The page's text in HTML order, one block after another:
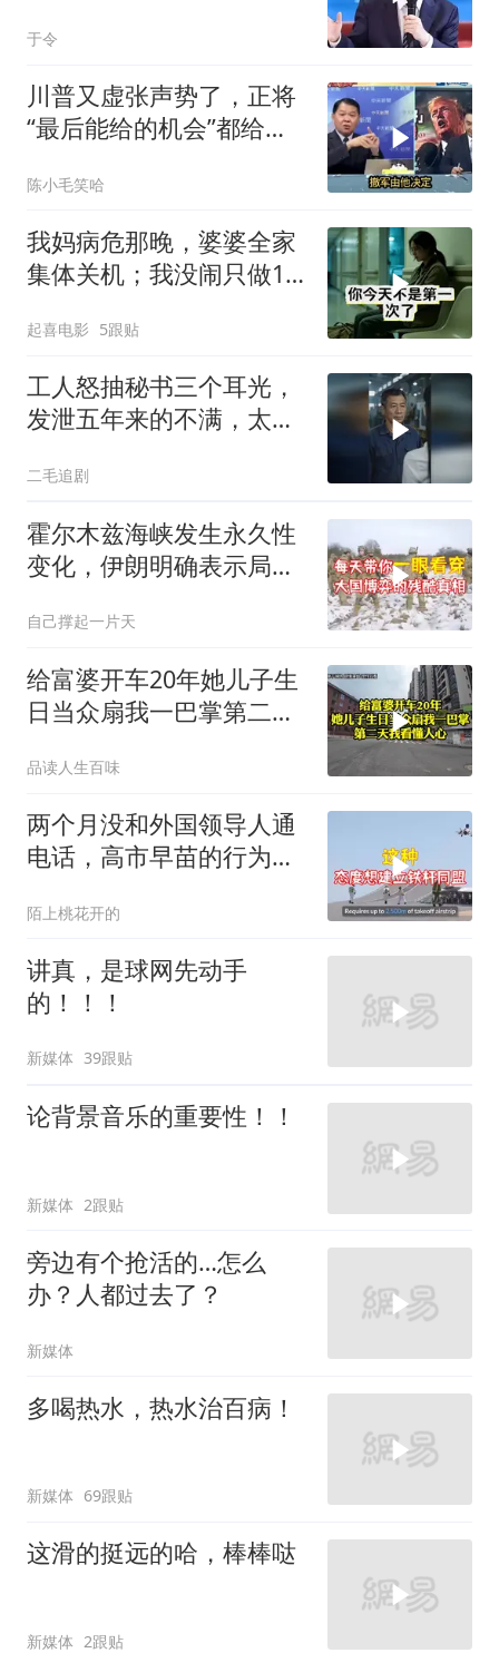
于令
川普又虚张声势了，正将
“最后能给的机会”都给伊
陈小毛笑哈
我妈病危那晚，婆婆全家
集体关机；我没闹只做1
你是不是疯了？
起喜电影 5跟贴
工人怒抽秘书三个耳光，
发泄五年来的不满，太解
二毛追剧
霍尔木兹海峡发生永久性
变化，伊朗明确表示局势
自己撑起一片天
给富婆开车20年她儿子生
日当众扇我一巴掌第二天
品读人生百味
两个月没和外国领导人通
电话，高市早苗的行为让
陌上桃花开的
讲真，是球网先动手
的！！！
新媒体 39跟贴
论背景音乐的重要性！！
新媒体 2跟贴
旁边有个抢活的…怎么
办？人都过去了？
新媒体
多喝热水，热水治百病！
新媒体 69跟贴
这滑的挺远的哈，棒棒哒
新媒体 2跟贴